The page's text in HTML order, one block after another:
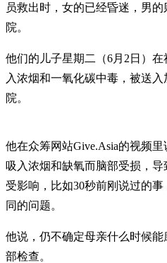
员救出时，女的已经昏迷，男
院。
他们的儿子星期二（6月2日）
入浓烟和一氧化碳中毒，被送
院。
他在众筹网站Give.Asia的视频
吸入浓烟和缺氧而脑部受损，
受影响，比如30秒前刚说过的
同的问题。
他说，仍不确定母亲什么时候
部检查。